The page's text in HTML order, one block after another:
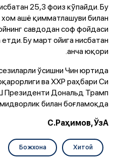
25,3 фоиз кўпайди. Бу
хом ашё қимматлашуви билан
савдодан соф фойдаси
Бу март ойига нисбатан
анча юқори.
ўсишни Чин юртида
ва ХХР раҳбари Си
Президенти Дональд Трамп
билан боғламоқда.
С.Раҳимов, ЎзА
Хитой
Божхона